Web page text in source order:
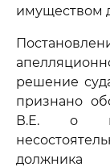
имуществом
решение
признано
В.Е. о